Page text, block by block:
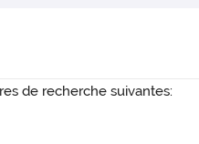
de recherche suivantes: